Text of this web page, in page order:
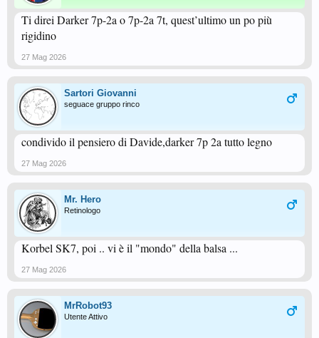
Ti direi Darker 7p-2a o 7p-2a 7t, quest’ultimo un po più
rigidino
27 Mag 2026
Sartori Giovanni
seguace gruppo rinco
condivido il pensiero di Davide,darker 7p 2a tutto legno
27 Mag 2026
Mr. Hero
Retinologo
Korbel SK7, poi .. vi è il "mondo" della balsa ...
27 Mag 2026
MrRobot93
Utente Attivo